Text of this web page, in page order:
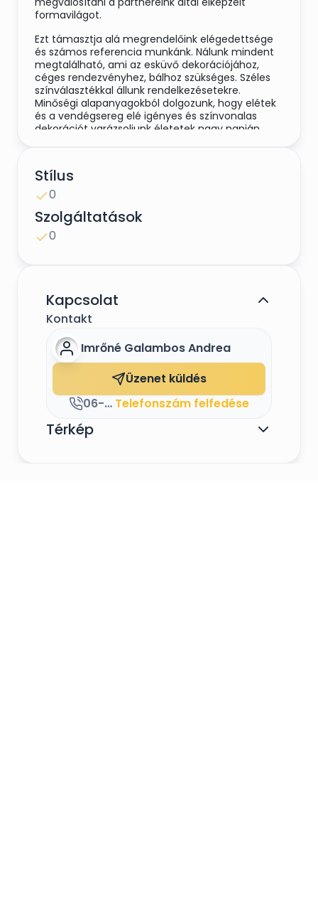
formavilágot.
Ezt támasztja alá megrendelőink elégedettsége
és számos referencia munkánk. Nálunk mindent
megtalálható, ami az esküvő dekorációjához,
céges rendezvényhez, bálhoz szükséges. Széles
színválasztékkal állunk rendelkezésetekre.
Minőségi alapanyagokból dolgozunk, hogy elétek
és a vendégsereg elé igényes és színvonalas
dekorációt varázsoljunk életetek nagy napján,
Mindezek mellett 2 éve elindítottuk esküvői
ruhaszalonunkat, ami során termékeinket gondos
előválogatással, a felmerülő igények
figyelembevételével állítottunk össze.
Stílus
0
Szolgáltatások
0
Kapcsolat
Kontakt
Imrőné Galambos Andrea
Üzenet küldés
06-20 45 48 045 Telefonszám felfedése
Térkép